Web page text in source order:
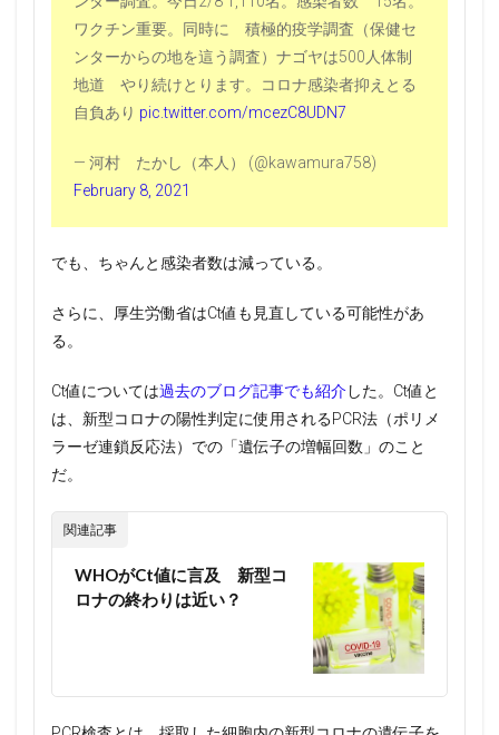
ワクチン重要。同時に 積極的疫学調査（保健セ
ンターからの地を這う調査）ナゴヤは500人体制
地道 やり続けとります。コロナ感染者抑えとる
自負あり pic.twitter.com/mcezC8UDN7
— 河村 たかし（本人） (@kawamura758)
February 8, 2021
でも、ちゃんと感染者数は減っている。
さらに、厚生労働省はCt値も見直している可能性があ
る。
Ct値については過去のブログ記事でも紹介した。Ct値と
は、新型コロナの陽性判定に使用されるPCR法（ポリメ
ラーゼ連鎖反応法）での「遺伝子の増幅回数」のこと
だ。
関連記事
WHOがCt値に言及 新型コ
ロナの終わりは近い？